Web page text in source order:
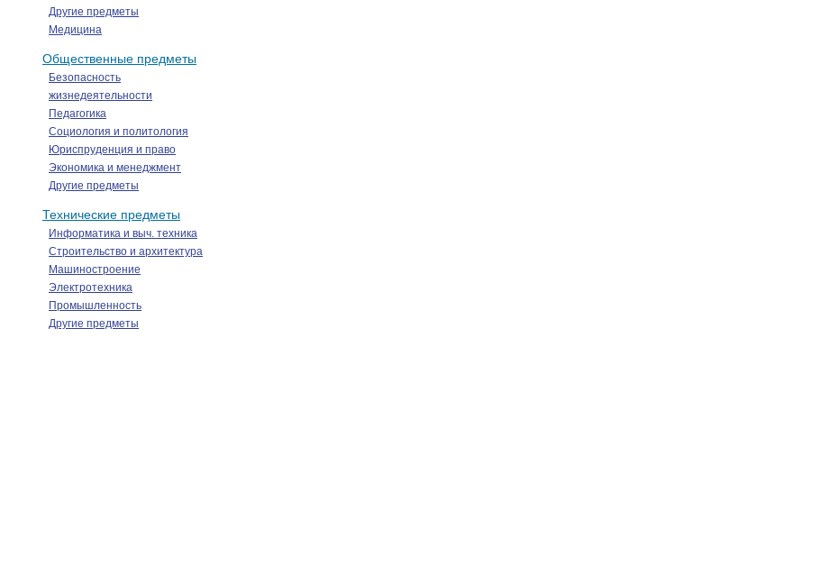
Другие предметы
Медицина
Общественные предметы
Безопасность
жизнедеятельности
Педагогика
Социология и политология
Юриспруденция и право
Экономика и менеджмент
Другие предметы
Технические предметы
Информатика и выч. техника
Строительство и архитектура
Машиностроение
Электротехника
Промышленность
Другие предметы